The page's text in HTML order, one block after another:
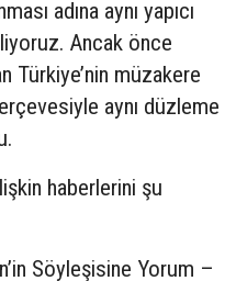
adına aynı yapıcı
Ancak önce
Türkiye’nin müzakere
aynı düzleme
haberlerini şu
Söyleşisine Yorum –